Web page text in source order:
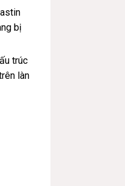
bị
trúc
làn